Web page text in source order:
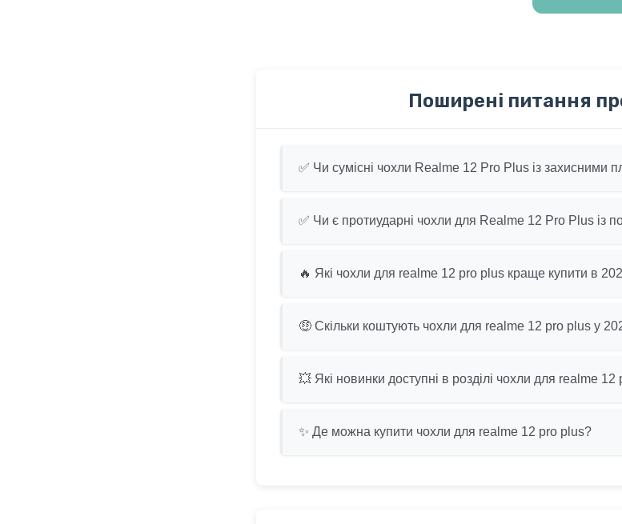
Поширені питання
✅ Чи сумісні чохли Realme 12 Pro Plus із захисними
✅ Чи є протиударні чохли для Realme 12 Pro Plus із
🔥 Які чохли для realme 12 pro plus краще купити в
🤑 Скільки коштують чохли для realme 12 pro plus у
💥 Які новинки доступні в розділі чохли для realme 12
✨ Де можна купити чохли для realme 12 pro plus?